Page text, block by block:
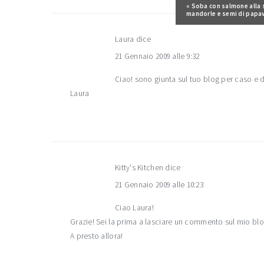
Post precedente:
« Soba con salmone alla
mandorle e semi di
Laura dice
21 Gennaio 2009 alle 9:32
Ciao! sono giunta sul tuo blog per caso e
Laura
Kitty's Kitchen dice
21 Gennaio 2009 alle 10:23
Ciao Laura!
Grazie! Sei la prima a lasciare un commento sul mio
A presto allora!